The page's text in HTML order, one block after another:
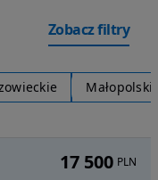
Zobacz filtry
17 500 PLN